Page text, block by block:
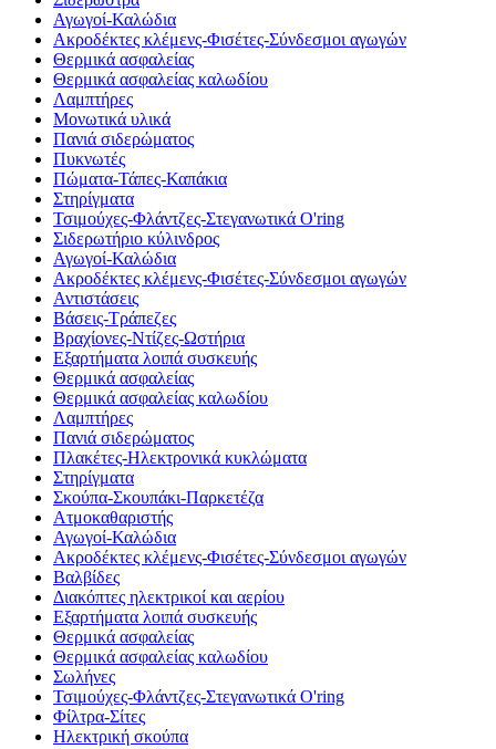
Αγωγοί-Καλώδια
Ακροδέκτες κλέμενς-Φισέτες-Σύνδεσμοι αγωγών
Θερμικά ασφαλείας
Θερμικά ασφαλείας καλωδίου
Λαμπτήρες
Μονωτικά υλικά
Πανιά σιδερώματος
Πυκνωτές
Πώματα-Τάπες-Καπάκια
Στηρίγματα
Τσιμούχες-Φλάντζες-Στεγανωτικά O'ring
Σιδερωτήριο κύλινδρος
Αγωγοί-Καλώδια
Ακροδέκτες κλέμενς-Φισέτες-Σύνδεσμοι αγωγών
Αντιστάσεις
Βάσεις-Τράπεζες
Βραχίονες-Ντίζες-Ωστήρια
Εξαρτήματα λοιπά συσκευής
Θερμικά ασφαλείας
Θερμικά ασφαλείας καλωδίου
Λαμπτήρες
Πανιά σιδερώματος
Πλακέτες-Ηλεκτρονικά κυκλώματα
Στηρίγματα
Σκούπα-Σκουπάκι-Παρκετέζα
Ατμοκαθαριστής
Αγωγοί-Καλώδια
Ακροδέκτες κλέμενς-Φισέτες-Σύνδεσμοι αγωγών
Βαλβίδες
Διακόπτες ηλεκτρικοί και αερίου
Εξαρτήματα λοιπά συσκευής
Θερμικά ασφαλείας
Θερμικά ασφαλείας καλωδίου
Σωλήνες
Τσιμούχες-Φλάντζες-Στεγανωτικά O'ring
Φίλτρα-Σίτες
Ηλεκτρική σκούπα